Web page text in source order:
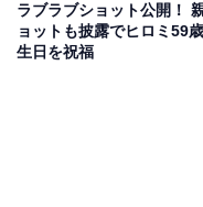
ラブラブショット公開！
ョットも披露でヒロミ59
生日を祝福